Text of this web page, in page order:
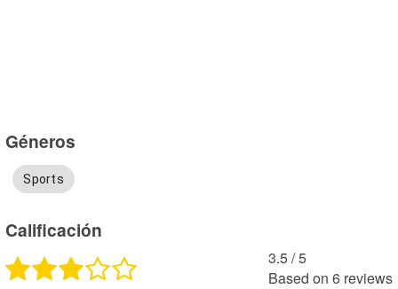
Géneros
Sports
Calificación
3.5 /5
Based on 6 reviews